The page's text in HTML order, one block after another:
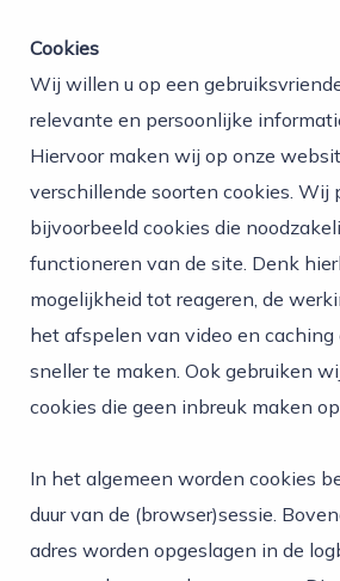
Cookies
Wij willen u op een
relevante en persoonlijke
Hiervoor maken wij op onze
verschillende soorten cookies. Wij
bijvoorbeeld cookies die
functioneren van de site. Denk
mogelijkheid tot reageren, de
het afspelen van video en
sneller te maken. Ook gebruiken
cookies die geen inbreuk maken
In het algemeen worden cookies
duur van de (browser)sessie.
adres worden opgeslagen in de